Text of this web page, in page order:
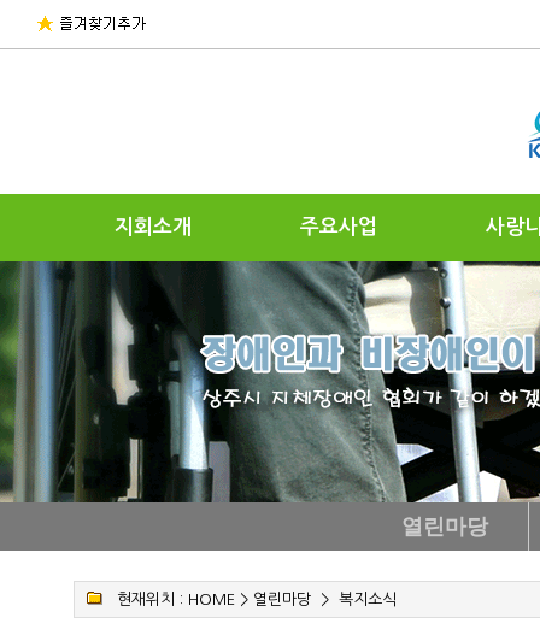
지회소개 주요사업 사랑
열린마당
현재위치 : HOME > 열린마당> 복지소식